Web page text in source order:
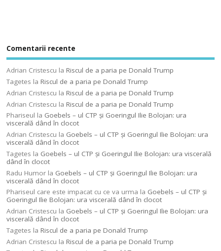
Comentarii recente
Adrian Cristescu laRiscul de a paria pe Donald Trump
Tagetes laRiscul de a paria pe Donald Trump
Adrian Cristescu laRiscul de a paria pe Donald Trump
Adrian Cristescu laRiscul de a paria pe Donald Trump
Phariseul la Goebels – ul CTP şi Goeringul Ilie Bolojan: ura
viscerală dând în clocot
Adrian Cristescu la Goebels – ul CTP şi Goeringul Ilie Bolojan: ura
viscerală dând în clocot
Tagetes la Goebels – ul CTP şi Goeringul Ilie Bolojan: ura viscerală
dând în clocot
Radu Humor la Goebels – ul CTP şi Goeringul Ilie Bolojan: ura
viscerală dând în clocot
Phariseul care este impacat cu ce va urma la Goebels – ul CTP şi
Goeringul Ilie Bolojan: ura viscerală dând în clocot
Adrian Cristescu la Goebels – ul CTP şi Goeringul Ilie Bolojan: ura
viscerală dând în clocot
Tagetes laRiscul de a paria pe Donald Trump
Adrian Cristescu laRiscul de a paria pe Donald Trump